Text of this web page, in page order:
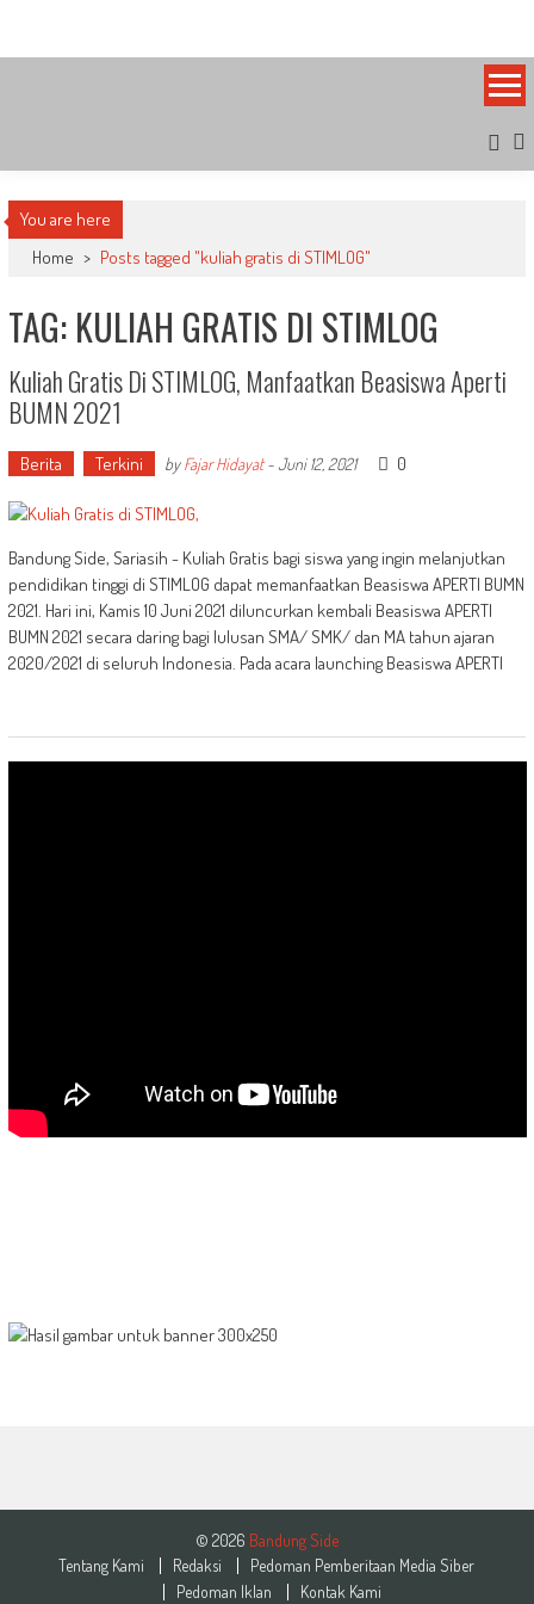
content
You are here
Home > Posts tagged "kuliah gratis di STIMLOG"
TAG: KULIAH GRATIS DI STIMLOG
Kuliah Gratis Di STIMLOG, Manfaatkan Beasiswa Aperti
BUMN 2021
Berita Terkini byFajar Hidayat-Juni 12, 2021 0
Bandung Side, Sariasih - Kuliah Gratis bagi siswa yang ingin melanjutkan
pendidikan tinggi di STIMLOG dapat memanfaatkan Beasiswa APERTI BUMN
2021. Hari ini, Kamis 10 Juni 2021 diluncurkan kembali Beasiswa APERTI
BUMN 2021 secara daring bagi lulusan SMA/ SMK/ dan MA tahun ajaran
2020/2021 di seluruh Indonesia. Pada acara launching Beasiswa APERTI
© 2026 Bandung Side
Tentang Kami
Redaksi
Pedoman Pemberitaan Media Siber
Pedoman Iklan
Kontak Kami